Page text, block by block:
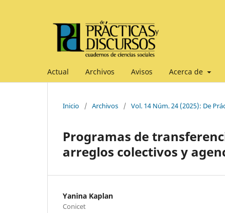
Actual Archivos Avisos Acerca de
Inicio / Archivos / Vol. 14 Núm. 24 (2025): De
Programas de
arreglos colectivos y
Yanina Kaplan
Conicet